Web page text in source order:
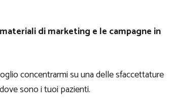
di marketing e le campagne in
concentrarmi su una delle sfaccettature
sono i tuoi pazienti.